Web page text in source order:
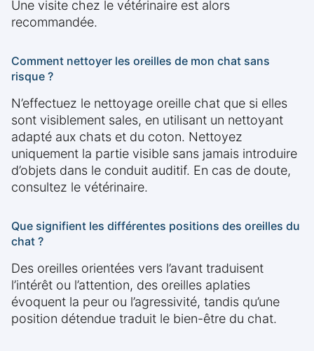
Une visite chez le vétérinaire est alors
recommandée.
Comment nettoyer les oreilles de mon chat sans
risque ?
N’effectuez le nettoyage oreille chat que si elles
sont visiblement sales, en utilisant un nettoyant
adapté aux chats et du coton. Nettoyez
uniquement la partie visible sans jamais introduire
d’objets dans le conduit auditif. En cas de doute,
consultez le vétérinaire.
Que signifient les différentes positions des oreilles du
chat ?
Des oreilles orientées vers l’avant traduisent
l’intérêt ou l’attention, des oreilles aplaties
évoquent la peur ou l’agressivité, tandis qu’une
position détendue traduit le bien-être du chat.